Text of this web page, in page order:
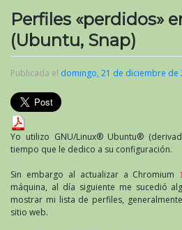
Perfiles «perdidos»
(Ubuntu, Snap)
Publicada el domingo, 21 de diciembre de
Yo utilizo GNU/Linux® Ubuntu®
tiempo que le dedico a su configuración.
Sin embargo al actualizar a Chromium
máquina, al día siguiente me sucedió
mostrar mi lista de perfiles,
sitio web.